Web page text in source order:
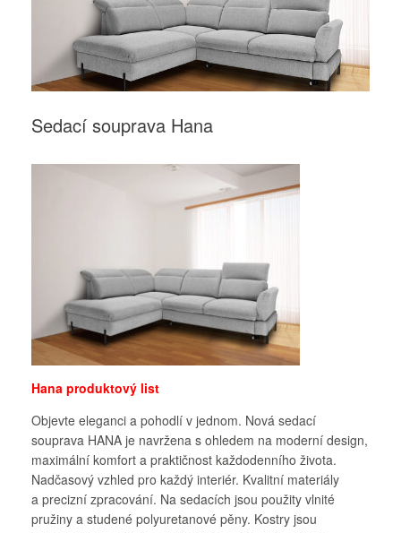
Sedací souprava Hana
Hana produktový list
Objevte eleganci a pohodlí v jednom. Nová sedací
souprava HANA je navržena s ohledem na moderní design,
maximální komfort a praktičnost každodenního života.
Nadčasový vzhled pro každý interiér. Kvalitní materiály
a precizní zpracování. Na sedacích jsou použity vlnité
pružiny a studené polyuretanové pěny. Kostry jsou